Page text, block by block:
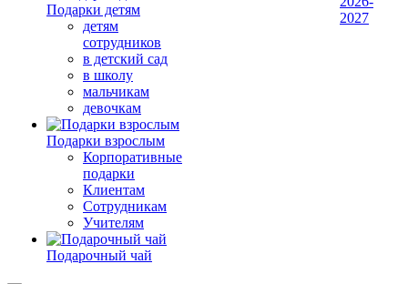
Подарки детям
детям
сотрудников
в детский сад
в школу
мальчикам
девочкам
Подарки взрослым
Корпоративные
подарки
Клиентам
Сотрудникам
Учителям
Подарочный чай
2027